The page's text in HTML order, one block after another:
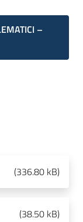
–
(336.80 kB)
(38.50 kB)